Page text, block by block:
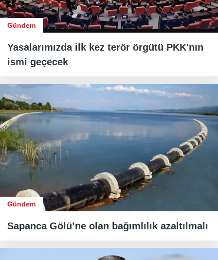
Gündem
Yasalarımızda ilk kez terör örgütü PKK'nın
ismi geçecek
Gündem
Sapanca Gölü’ne olan bağımlılık azaltılmalı